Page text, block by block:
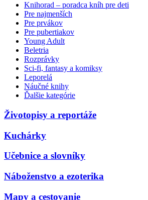
Knihorad – poradca kníh pre deti
Pre najmenších
Pre prvákov
Pre pubertiakov
Young Adult
Beletria
Rozprávky
Sci-fi, fantasy a komiksy
Leporelá
Náučné knihy
Ďalšie kategórie
Životopisy a reportáže
Kuchárky
Učebnice a slovníky
Náboženstvo a ezoterika
Mapy a cestovanie